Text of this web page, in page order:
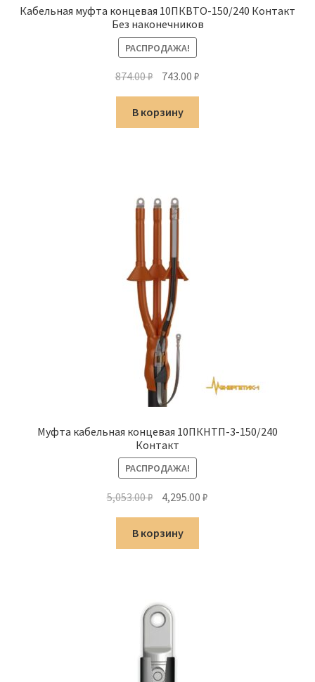
Кабельная муфта концевая 10ПКВТО-150/240 Контакт
Без наконечников
РАСПРОДАЖА!
874.00₽ Первоначальная
цена
составляла
874.00 ₽.
743.00₽
В корзину
Муфта кабельная концевая 10ПКНТП-3-150/240
Контакт
РАСПРОДАЖА!
5,053.00₽ Первоначальная
составляла
5,053.00 ₽.
4,295.00₽
В корзину